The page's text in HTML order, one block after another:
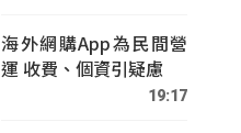
海外網購App為民間營
運 收費、個資引疑慮
19:17